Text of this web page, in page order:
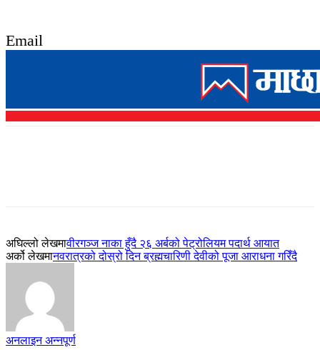
Email
अघिल्लो लेखमावीरगञ्ज नाका हुँदै २६ अर्बको पेट्रोलियम पदार्थ आयात
अर्को लेखमानवरात्रको दोस्रो दिन ब्रह्मचारिणी देवीको पूजा आराधना गरिँदै
अनलाइन अन्नपूर्ण